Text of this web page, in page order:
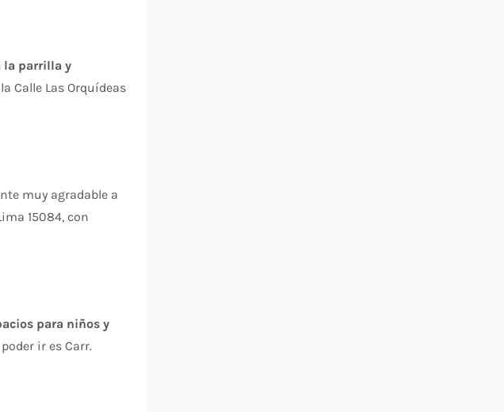
la parrilla y
Calle Las Orquídeas
muy agradable a
15084, con
para niños y
ir es Carr.